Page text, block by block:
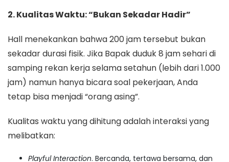
2. Kualitas Waktu: “Bukan Sekadar Hadir”
Hall menekankan bahwa 200 jam tersebut bukan
sekadar durasi fisik. Jika Bapak duduk 8 jam sehari di
samping rekan kerja selama setahun (lebih dari 1.000
jam) namun hanya bicara soal pekerjaan, Anda
tetap bisa menjadi “orang asing”.
Kualitas waktu yang dihitung adalah interaksi yang
melibatkan:
Playful Interaction. Bercanda, tertawa bersama, dan